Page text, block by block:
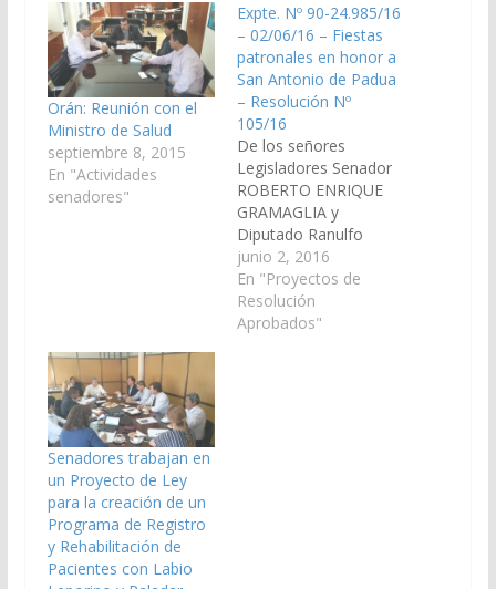
Orán: Reunión con el
Ministro de Salud
septiembre 8, 2015
En "Actividades
senadores"
Expte. Nº 90-24.985/16
– 02/06/16 – Fiestas
patronales en honor a
San Antonio de Padua
– Resolución Nº
105/16
De los señores
Legisladores Senador
ROBERTO ENRIQUE
GRAMAGLIA y
Diputado Ranulfo
Benito Campos,
declarando Declarar de
Interés de ésta
Cámara, las fiestas
junio 2, 2016
En "Proyectos de
Resolución
Aprobados"
Senadores trabajan en
un Proyecto de Ley
para la creación de un
Programa de Registro
y Rehabilitación de
Pacientes con Labio